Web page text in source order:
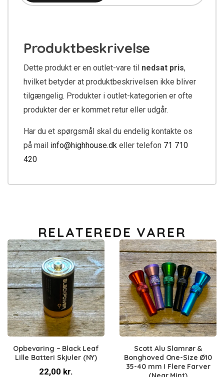
Produktbeskrivelse
Dette produkt er en outlet-vare til nedsat pris,
hvilket betyder at produktbeskrivelsen ikke bliver
tilgængelig. Produkter i outlet-kategorien er ofte
produkter der er kommet retur eller udgår.
Har du et spørgsmål skal du endelig kontakte os
på mail info@highhouse.dk eller telefon 71 710
420
RELATEREDE VARER
Opbevaring – Black Leaf
Lille Batteri Skjuler (NY)
22,00 kr.
Scott Alu Slamrør &
Bonghoved One-Size Ø10
35-40 mm I Flere Farver